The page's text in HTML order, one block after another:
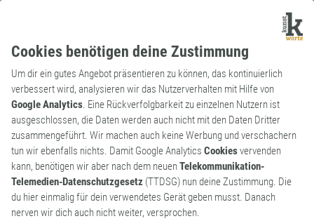
Cookies benötigen deine Zustimmung
Um dir ein gutes Angebot präsentieren zu können, das kontinuierlich
verbessert wird, analysieren wir das Nutzerverhalten mit Hilfe von
Google Analytics. Eine Rückverfolgbarkeit zu einzelnen Nutzern ist
ausgeschlossen, die Daten werden auch nicht mit den Daten Dritter
zusammengeführt. Wir machen auch keine Werbung und verschachern
tun wir ebenfalls nichts. Damit Google Analytics Cookiesvervenden
kann, benötigen wir aber nach dem neuenTelekommunikation-
Telemedien-Datenschutzgesetz (TTDSG) nun deine Zustimmung. Die
du hier einmalig für dein verwendetes Gerät geben musst. Danach
nerven wir dich auch nicht weiter, versprochen.
Wortkünstler
Matt Linzjett
1
1